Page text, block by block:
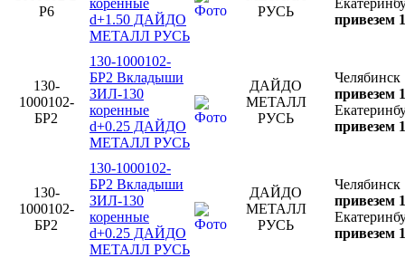
Р6
d+1.50 ДАЙДО
МЕТАЛЛ РУСЬ
РУСЬ
привезем
130-
1000102-
БР2
130-1000102-
БР2 Вкладыши
ЗИЛ-130
коренные
d+0.25 ДАЙДО
МЕТАЛЛ РУСЬ
ДАЙДО
МЕТАЛЛ
РУСЬ
Челябинск
привезем
привезем
130-
1000102-
БР2
130-1000102-
БР2 Вкладыши
ЗИЛ-130
коренные
d+0.25 ДАЙДО
МЕТАЛЛ РУСЬ
ДАЙДО
МЕТАЛЛ
РУСЬ
Челябинск
привезем
привезем